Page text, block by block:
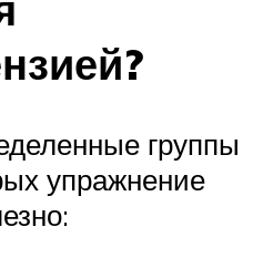
группы
упражнение